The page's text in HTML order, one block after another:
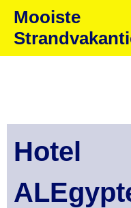
Mooiste
Hotel